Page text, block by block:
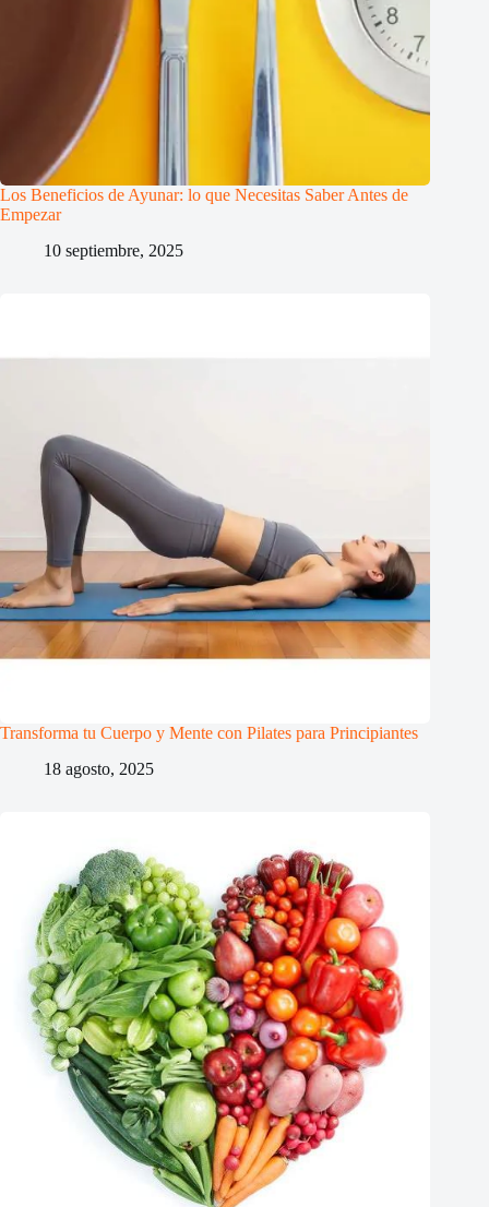
Los Beneficios de Ayunar: lo que Necesitas Saber Antes de
Empezar
10 septiembre, 2025
Transforma tu Cuerpo y Mente con Pilates para Principiantes
18 agosto, 2025